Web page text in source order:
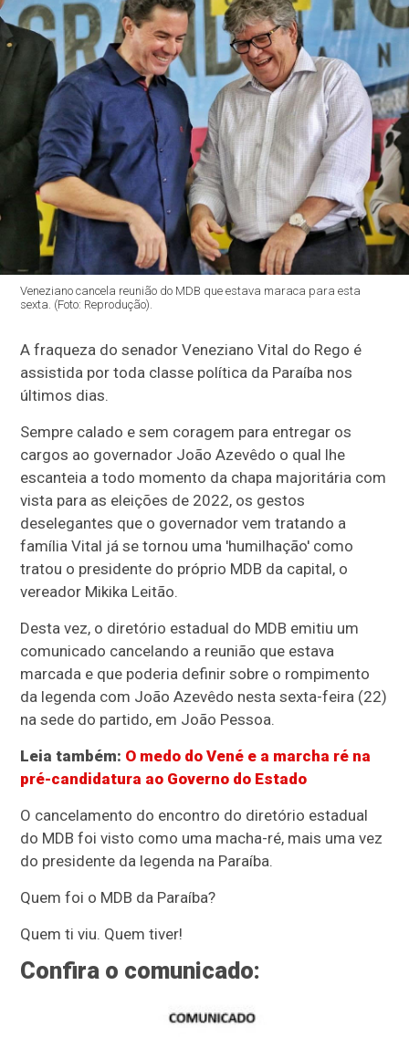
Veneziano cancela reunião do MDB que estava maraca para esta
sexta. (Foto: Reprodução).
A fraqueza do senador Veneziano Vital do Rego é
assistida por toda classe política da Paraíba nos
últimos dias.
Sempre calado e sem coragem para entregar os
cargos ao governador João Azevêdo o qual lhe
escanteia a todo momento da chapa majoritária com
vista para as eleições de 2022, os gestos
deselegantes que o governador vem tratando a
família Vital já se tornou uma 'humilhação' como
tratou o presidente do próprio MDB da capital, o
vereador Mikika Leitão.
Desta vez, o diretório estadual do MDB emitiu um
comunicado cancelando a reunião que estava
marcada e que poderia definir sobre o rompimento
da legenda com João Azevêdo nesta sexta-feira (22)
na sede do partido, em João Pessoa.
Leia também: O medo do Vené e a marcha ré na
pré-candidatura ao Governo do Estado
O cancelamento do encontro do diretório estadual
do MDB foi visto como uma macha-ré, mais uma vez
do presidente da legenda na Paraíba.
Quem foi o MDB da Paraíba?
Quem ti viu. Quem tiver!
Confira o comunicado: